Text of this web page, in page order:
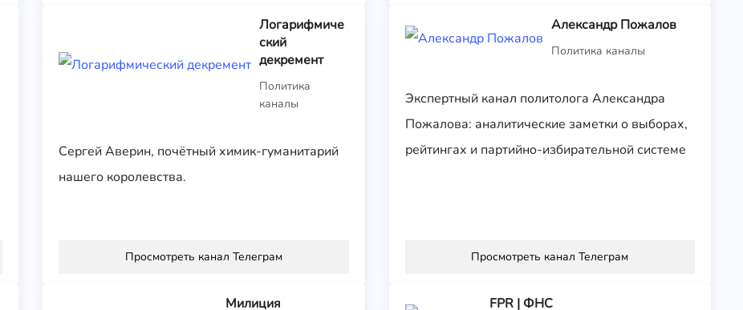
Логарифмиче
ский
декремент
Политика
каналы
Сергей Аверин, почётный химик-гуманитарий
нашего королевства.
Просмотреть канал Телеграм
Александр Пожалов
Политика каналы
Экспертный канал политолога Александра
Пожалова: аналитические заметки о выборах,
рейтингах и партийно-избирательной системе
Просмотреть канал Телеграм
Милиция
FPR | ФНС